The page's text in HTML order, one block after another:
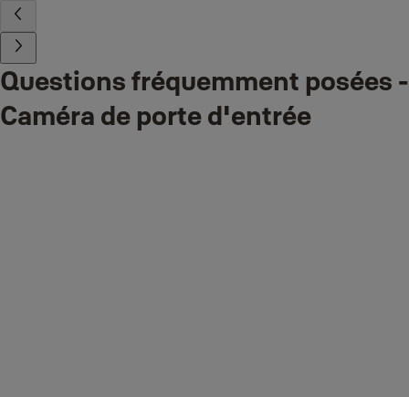
Questions fréquemment posées -
Caméra de porte d'entrée